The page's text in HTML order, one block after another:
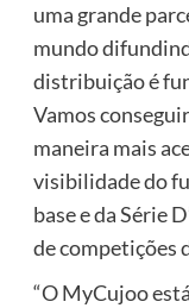
uma grande
mundo
distribuição é
Vamos
maneira mais
visibilidade do
base e da Série
de competições
“O MyCujoo